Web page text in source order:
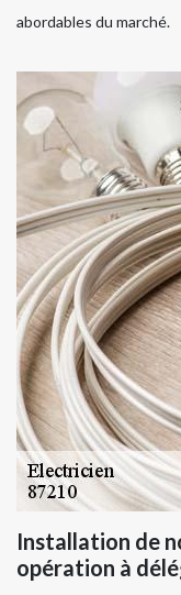
abordables du marché.
Installation de
opération à